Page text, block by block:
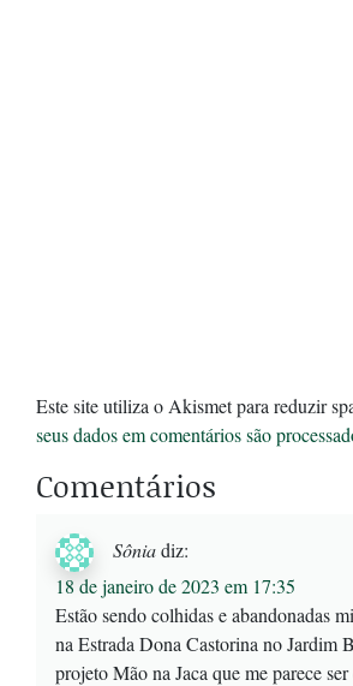
Este site utiliza o Akismet para reduzir
seus dados em comentários são
Comentários
Sôniadiz:
18 de janeiro de 2023 em 17:35
Estão sendo colhidas e abandonadas
na Estrada Dona Castorina no Jardim
projeto Mão na Jaca que me parece